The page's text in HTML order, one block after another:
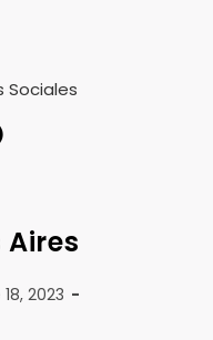
Sociales
2023